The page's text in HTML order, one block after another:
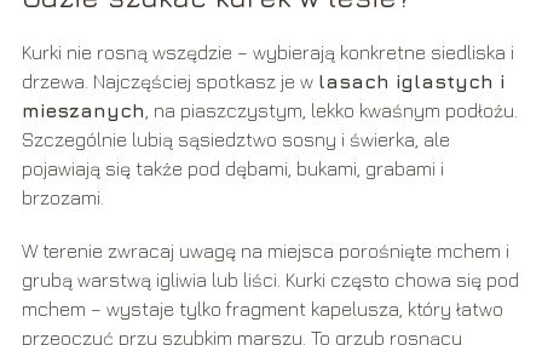
Kurki nie rosną wszędzie – wybierają konkretne siedliska i
drzewa. Najczęściej spotkasz je w lasach iglastych i
mieszanych , na piaszczystym, lekko kwaśnym podłożu.
Szczególnie lubią sąsiedztwo sosny i świerka, ale
pojawiają się także pod dębami, bukami, grabami i
brzozami.
W terenie zwracaj uwagę na miejsca porośnięte mchem i
grubą warstwą igliwia lub liści. Kurki często chowa się pod
mchem – wystaje tylko fragment kapelusza, który łatwo
przeoczyć przy szybkim marszu. To grzyb rosnący